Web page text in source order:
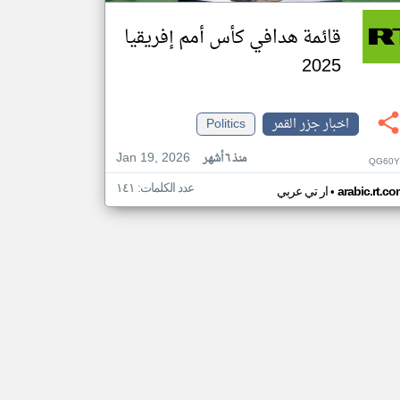
قائمة هدافي كأس أمم إفريقيا
2025
اخبار جزر القمر
Politics
Jan 19, 2026
منذ ٦ أشهر
ار تي عربي• عدد الكلمات: ١٤١